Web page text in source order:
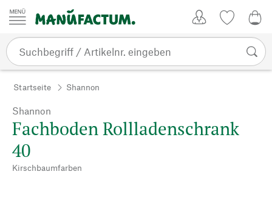
Zum Inhalt springen
Startseite Shannon
Shannon
Fachboden Rollladenschrank
40
Kirschbaumfarben